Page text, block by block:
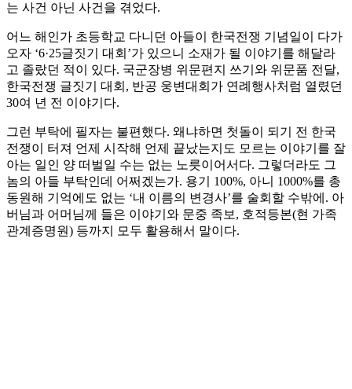
는 사건 아닌 사건을 겪었다.
어느 해인가 초등학교 다니던 아들이 한국전쟁 기념일이 다가
오자 ‘6·25글짓기 대회’가 있으니 소재가 될 이야기를 해달라
고 졸랐던 적이 있다. 국군장병 위문편지 쓰기와 위문품 전달,
한국전쟁 글짓기 대회, 반공 웅변대회가 연례행사처럼 열렸던
30여 년 전 이야기다.
그런 부탁에 필자는 불편했다. 왜냐하면 첫돌이 되기 전 한국
전쟁이 터져 언제 시작해 언제 끝났는지도 모르는 이야기를 잘
아는 일인 양 떠벌일 수는 없는 노릇이어서다. 그렇더라도 그
놈의 아들 부탁인데 어쩌겠는가. 용기 100%, 아니 1000%를 총
동원해 기억에도 없는 ‘내 이름의 변경사’를 술회할 수밖에. 아
버님과 어머님께 들은 이야기와 문중 족보, 호적등본(현 가족
관계증명원) 등까지 모두 활용해서 말이다.